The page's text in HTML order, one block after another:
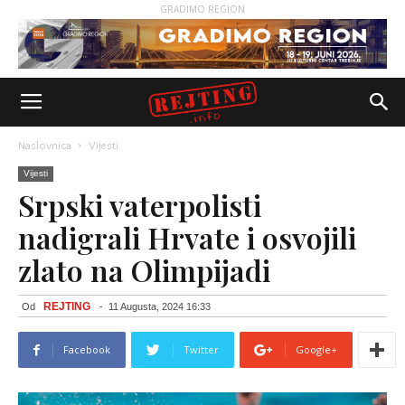
GRADIMO REGION
Naslovnica Vijesti
Vijesti
Srpski vaterpolisti
nadigrali Hrvate i osvojili
zlato na Olimpijadi
Od REJTING - 11 Augusta, 2024 16:33
Facebook Twitter Google+